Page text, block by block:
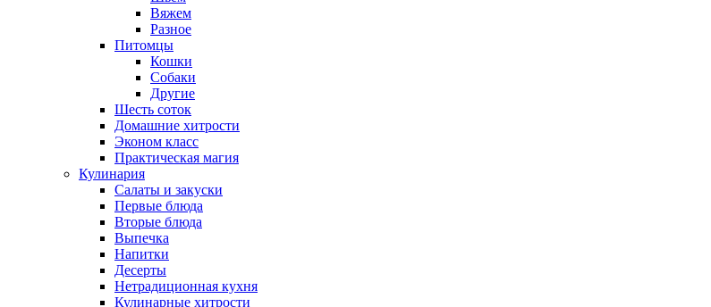
Вяжем
Разное
Питомцы
Кошки
Собаки
Другие
Шесть соток
Домашние хитрости
Эконом класс
Практическая магия
Кулинария
Салаты и закуски
Первые блюда
Вторые блюда
Выпечка
Напитки
Десерты
Нетрадиционная кухня
Кулинарные хитрости